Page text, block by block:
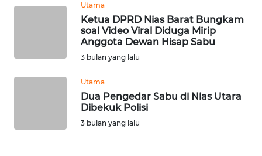
Utama
Ketua DPRD Nias Barat Bungkam
soal Video Viral Diduga Mirip
Anggota Dewan Hisap Sabu
3 bulan yang lalu
Utama
Dua Pengedar Sabu di Nias Utara
Dibekuk Polisi
3 bulan yang lalu
WN